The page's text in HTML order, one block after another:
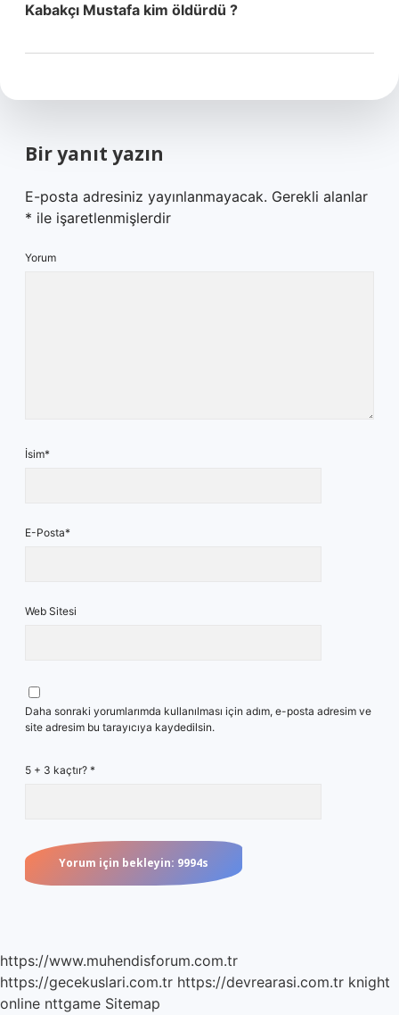
Kabakçı Mustafa kim öldürdü ?
Bir yanıt yazın
E-posta adresiniz yayınlanmayacak. Gerekli alanlar
* ile işaretlenmişlerdir
Yorum
İsim*
E-Posta*
Web Sitesi
Daha sonraki yorumlarımda kullanılması için adım, e-posta adresim ve
site adresim bu tarayıcıya kaydedilsin.
5 + 3 kaçtır? *
https://www.muhendisforum.com.tr
https://gecekuslari.com.tr https://devrearasi.com.tr knight
online nttgame Sitemap